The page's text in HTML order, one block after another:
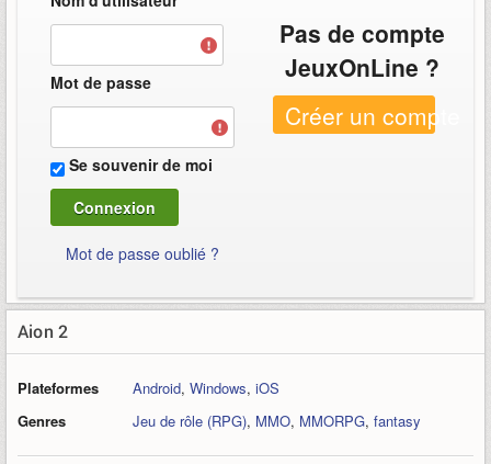
Mot de passe
Se souvenir de moi
Mot de passe oublié ?
Pas de compte
JeuxOnLine ?
Créer un compte
Aion 2
Plateformes Android, Windows, iOS
Genres
Jeu de rôle (RPG), MMO, MMORPG, fantasy